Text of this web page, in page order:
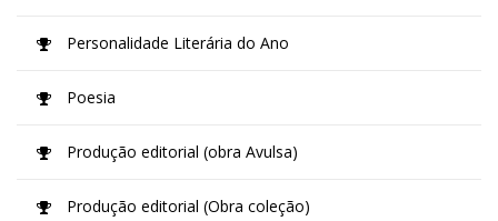
Personalidade Literária do Ano
Poesia
Produção editorial (obra Avulsa)
Produção editorial (Obra coleção)